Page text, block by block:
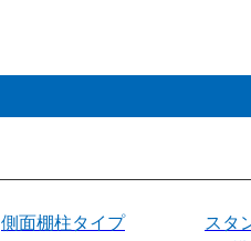
側面棚柱タイプ
スタ